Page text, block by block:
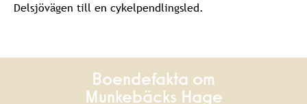
Delsjövägen till en cykelpendlingsled.
Boendefakta om
Munkebäcks Hage